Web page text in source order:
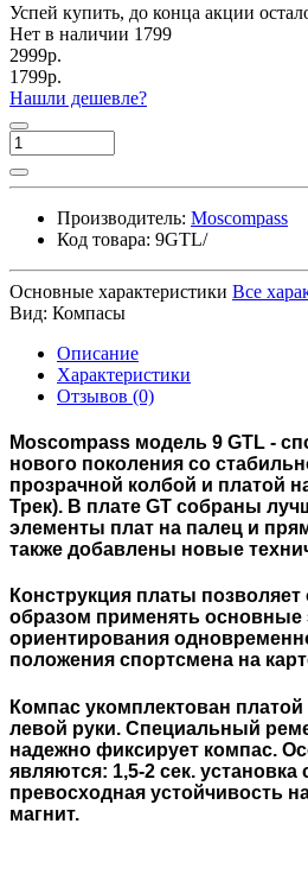
Успей купить, до конца акции
Нет в наличии 1799
2999р.
1799р.
Нашли дешевле?
Производитель: Moscompass
Код товара: 9GTL/
Основные характеристики Все
Вид: Компасы
Описание
Характеристики
Отзывов (0)
Moscompass модель 9 GTL -
нового поколения со
прозрачной колбой и платой
Трек). В плате GT собраны
элементы плат на палец и
также добавлены новые
Конструкция платы
образом применять основные
ориентирования
положения спортсмена на
Компас укомплектован
левой руки. Специальный
надежно фиксирует компас.
являются: 1,5-2 сек. установка
превосходная устойчивость
магнит.